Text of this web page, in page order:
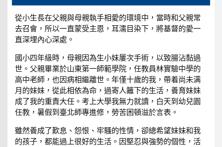
從小生長在父親與母親執手相愛的環境中，當時和父親常
去召會，所以一直蒙受主恩，耳濡目染下，將基督的愛一
直深埋內心深處。
國小四年級時，母親因為生小妹屢次手術，以致腸沾黏過
世。父親畢業於山東第一師範學院，任教員林實驗中學的
高中老師，也因病相繼離世。年僅十歲的我，帶着尚未满
月的妹妹，從此相依為命，過寄人籬下的生活，養育妹妹
成了我的重責大任。考上大學我無力就讀，白天到幼兒園
任教，暑假到臺北師專進修，勞苦困頓溢於言表。
雖然養成了歎息、怨恨、牢騷的性情，卻總希望妹妹和我
的孩子，都能過上很好的生活。因堅忍與強勢的個性，活